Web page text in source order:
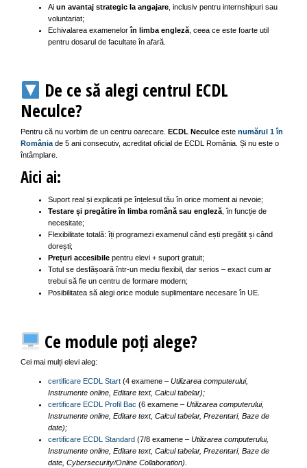
Ai un avantaj strategic la angajare , inclusiv pentru internshipuri sau
voluntariat;
Echivalarea examenelorîn limba engleză , ceea ce este foarte util
pentru dosarul de facultate în afară.
De ce să alegi centrul ECDL
Neculce?
Pentru că nu vorbim de un centru oarecare. ECDL Neculce este numărul 1 în
România de 5 ani consecutiv, acreditat oficial de ECDL România. Și nu este o
întâmplare.
Aici ai:
Suport real și explicații pe înțelesul tău în orice moment ai nevoie;
Testare și pregătire în limba română sau engleză , în funcție de
necesitate;
Flexibilitate totală: îți programezi examenul când ești pregătit și când
dorești;
Prețuri accesibile pentru elevi + suport gratuit;
Totul se desfășoară într-un mediu flexibil, dar serios – exact cum ar
trebui să fie un centru de formare modern;
Posibilitatea să alegi orice module suplimentare necesare în UE.
Ce module poți alege?
Cei mai mulți elevi aleg:
certificare ECDL Start (4 examene – Utilizarea computerului,
Instrumente online, Editare text, Calcul tabelar);
certificare ECDL Profil Bac (6 examene – Utilizarea computerului,
Instrumente online, Editare text, Calcul tabelar, Prezentari, Baze de
date);
certificare ECDL Standard (7/8 examene – Utilizarea computerului,
Instrumente online, Editare text, Calcul tabelar, Prezentari, Baze de
date, Cybersecurity/Online Collaboration).